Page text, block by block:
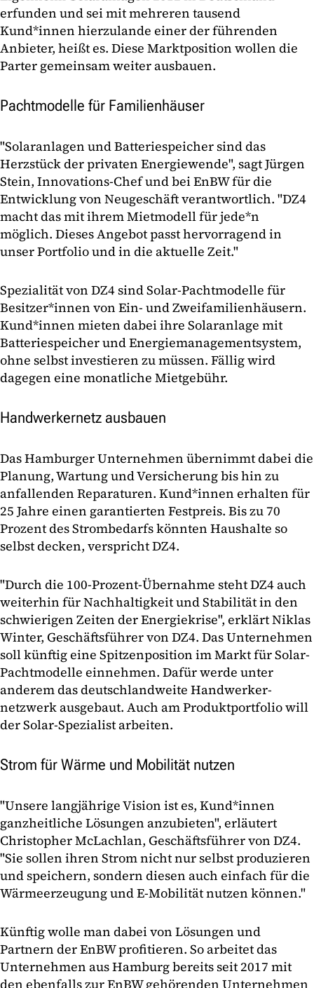
erfunden und sei mit mehreren tausend
Kund*innen hierzulande einer der führenden
Anbieter, heißt es. Diese Marktposition wollen die
Parter gemeinsam weiter ausbauen.
Pachtmodelle für Familienhäuser
"Solaranlagen und Batteriespeicher sind das
Herzstück der privaten Energiewende", sagt Jürgen
Stein, Innovations-Chef und bei EnBW für die
Entwicklung von Neugeschäft verantwortlich. "DZ4
macht das mit ihrem Mietmodell für jede*n
möglich. Dieses Angebot passt hervorragend in
unser Portfolio und in die aktuelle Zeit."
Spezialität von DZ4 sind Solar-Pachtmodelle für
Besitzer*innen von Ein- und Zweifamilienhäusern.
Kund*innen mieten dabei ihre Solaranlage mit
Batteriespeicher und Energie­management­system,
ohne selbst investieren zu müssen. Fällig wird
dagegen eine monatliche Mietgebühr.
Handwerkernetz ausbauen
Das Hamburger Unternehmen übernimmt dabei die
Planung, Wartung und Versicherung bis hin zu
anfallenden Reparaturen. Kund*innen erhalten für
25 Jahre einen garantierten Festpreis. Bis zu 70
Prozent des Strombedarfs könnten Haushalte so
selbst decken, verspricht DZ4.
"Durch die 100-Prozent-Übernahme steht DZ4 auch
weiterhin für Nachhaltigkeit und Stabilität in den
schwierigen Zeiten der Energiekrise", erklärt Niklas
Winter, Geschäftsführer von DZ4. Das Unternehmen
soll künftig eine Spitzen­position im Markt für Solar-
Pachtmodelle einnehmen. Dafür werde unter
anderem das deutschland­weite Handwerker­
netzwerk ausgebaut. Auch am Produktportfolio will
der Solar-Spezialist arbeiten.
Strom für Wärme und Mobilität nutzen
"Unsere langjährige Vision ist es, Kund*innen
ganzheitliche Lösungen anzubieten", erläutert
Christopher McLachlan, Geschäfts­führer von DZ4.
"Sie sollen ihren Strom nicht nur selbst produzieren
und speichern, sondern diesen auch einfach für die
Wärme­erzeugung und E-Mobilität nutzen können."
Künftig wolle man dabei von Lösungen und
Partnern der EnBW profitieren. So arbeitet das
Unternehmen aus Hamburg bereits seit 2017 mit
den ebenfalls zur EnBW gehörenden Unternehmen